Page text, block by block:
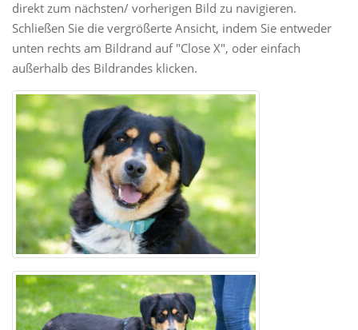
direkt zum nächsten/ vorherigen Bild zu navigieren.
Schließen Sie die vergrößerte Ansicht, indem Sie entweder
unten rechts am Bildrand auf "Close X", oder einfach
außerhalb des Bildrandes klicken.